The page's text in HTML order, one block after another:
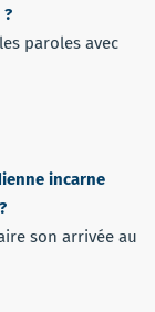
paroles avec
incarne
son arrivée au